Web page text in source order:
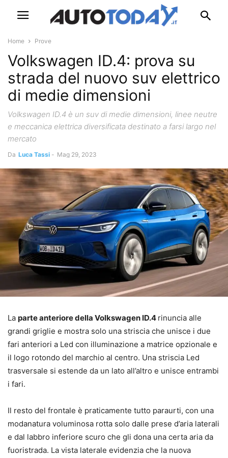
Home Prove
Volkswagen ID.4: prova su
strada del nuovo suv elettrico
di medie dimensioni
Volkswagen ID.4 è un suv di medie dimensioni, linee neutre
e meccanica elettrica diversificata destinato a farsi largo nel
mercato
Da Luca Tassi - Mag 29, 2023
La parte anteriore della Volkswagen ID.4 rinuncia alle
grandi griglie e mostra solo una striscia che unisce i due
fari anteriori a Led con illuminazione a matrice opzionale e
il logo rotondo del marchio al centro. Una striscia Led
trasversale si estende da un lato all’altro e unisce entrambi
i fari.
Il resto del frontale è praticamente tutto paraurti, con una
modanatura voluminosa rotta solo dalle prese d’aria laterali
e dal labbro inferiore scuro che gli dona una certa aria da
fuoristrada. La vista laterale evidenzia che la nuova